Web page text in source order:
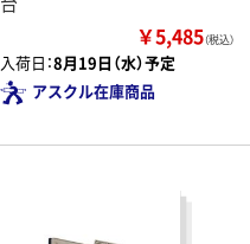
￥5,485（税込）
入荷日：8月19日（水）予定
アスクル在庫商品